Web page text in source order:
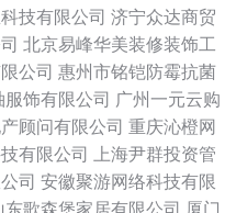
技有限公司 济宁众达商贸
北京易峰华美装修装饰工
公司 惠州市铭铠防霉抗菌
服饰有限公司 广州一元云购
顾问有限公司 重庆沁橙网
有限公司
上海尹群投资管
司 安徽聚游网络科技有限
东歌森堡家居有限公司 厦门